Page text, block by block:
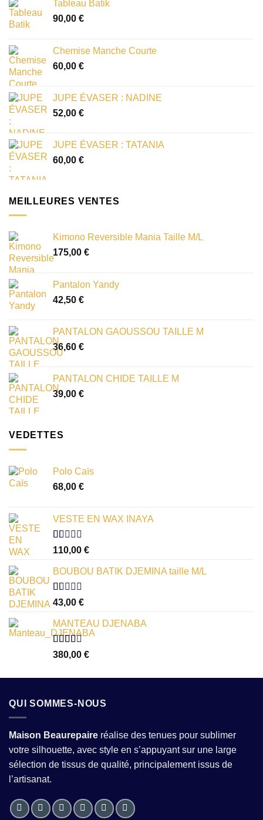
Tableau Batik
90,00 €
Chemise Manche Courte
60,00 €
JUPE ÉVASER : NADINE
52,00 €
JUPE ÉVASER : TATANIA
60,00 €
MEILLEURES VENTES
Kimono Reversible Mania Taille M/L
175,00 €
Pantalon Yandy
42,50 €
PANTALON GAOUSSOU TAILLE M
36,60 €
PANTALON CHIDE TAILLE M
39,00 €
VEDETTES
Polo Caïs
68,00 €
VESTE EN WAX INAYA
Note
sur
5
110,00 €
BOUBOU BATIK DJEMINA taille M/L
Note
1.00
sur
5
43,00 €
MANTEAU DJENABA
Note
380,00 €
QUI SOMMES-NOUS
Maison Beaurepaire réalise des tenues pour sublimer
votre silhouette, avec style en s’appuyant sur une large
sélection de tissus de qualité, principalement issus de
l’artisanat.